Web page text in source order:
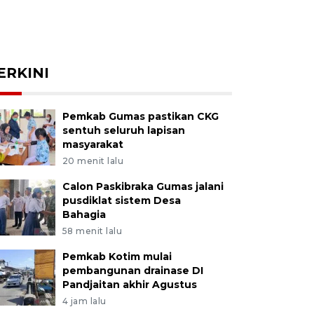
Pemkab Gumas pastikan CKG
sentuh seluruh lapisan
masyarakat
20 menit lalu
Calon Paskibraka Gumas jalani
pusdiklat sistem Desa
Bahagia
58 menit lalu
Pemkab Kotim mulai
pembangunan drainase DI
Pandjaitan akhir Agustus
4 jam lalu